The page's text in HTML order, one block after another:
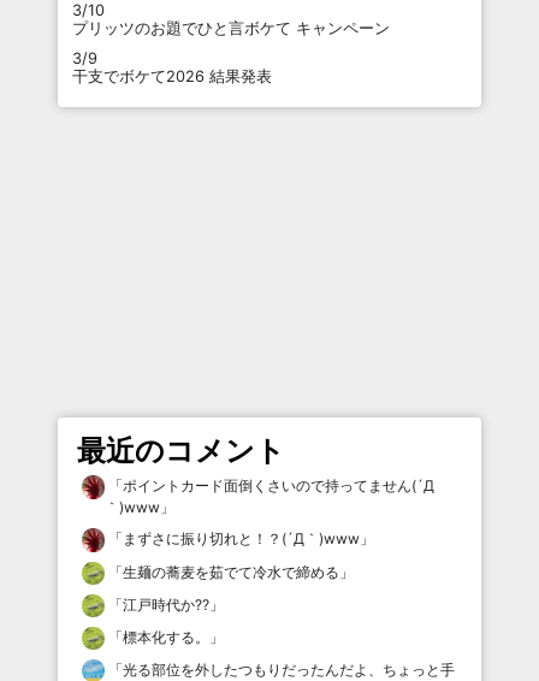
3/10
プリッツのお題でひと言ボケて キャンペーン
3/9
干支でボケて2026 結果発表
最近のコメント
「ポイントカード面倒くさいので持ってません(´Д
｀)www 」
「 まずさに振り切れと！？(´Д｀)www 」
「生麺の蕎麦を茹でて冷水で締める 」
「江戸時代か⁇ 」
「標本化する。
」
「光る部位を外したつもりだったんだよ、ちょっと手